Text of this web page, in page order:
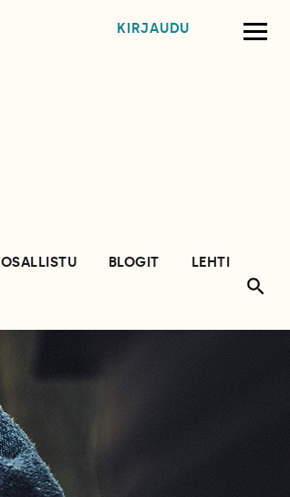
KIRJAUDU
OSALLISTU BLOGIT
LEHTI